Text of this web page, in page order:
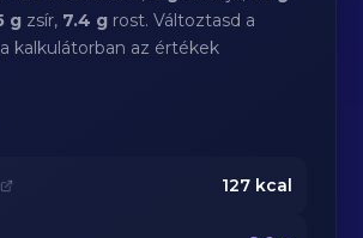
g zsír, 7.4 g rost. Változtasd a
kalkulátorban az értékek
127kcal